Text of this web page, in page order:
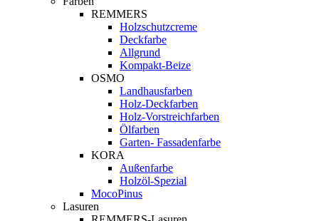
REMMERS
Holzschutzcreme
Deckfarbe
Allgrund
Kompakt-Beize
OSMO
Landhausfarben
Holz-Deckfarben
Holz-Vorstreichfarben
Ölfarben
Garten- Fassadenfarbe
KORA
Außenfarbe
Holzöl-Spezial
MocoPinus
Lasuren